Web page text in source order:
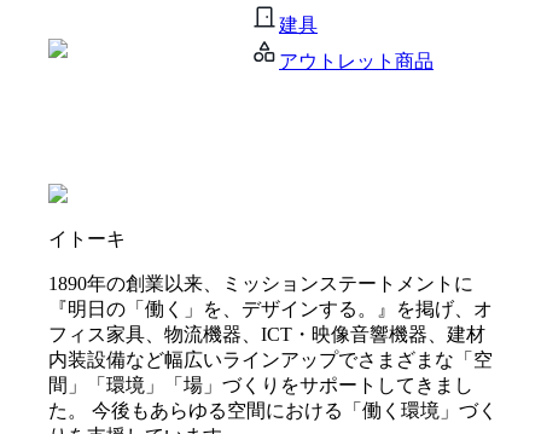
建具
アウトレット商品
イトーキ
1890年の創業以来、ミッションステートメントに
『明日の「働く」を、デザインする。』を掲げ、オ
フィス家具、物流機器、ICT・映像音響機器、建材
内装設備など幅広いラインアップでさまざまな「空
間」「環境」「場」づくりをサポートしてきまし
た。 今後もあらゆる空間における「働く環境」づく